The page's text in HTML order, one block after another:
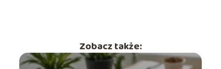
Zobacz także: